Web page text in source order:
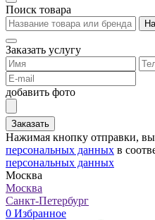
Поиск товара
Заказать услугу
добавить фото
Заказать
Нажимая кнопку отправки, вы
персональных данных в
персональных данных
Москва
Москва
Санкт-Петербург
0 Избранное